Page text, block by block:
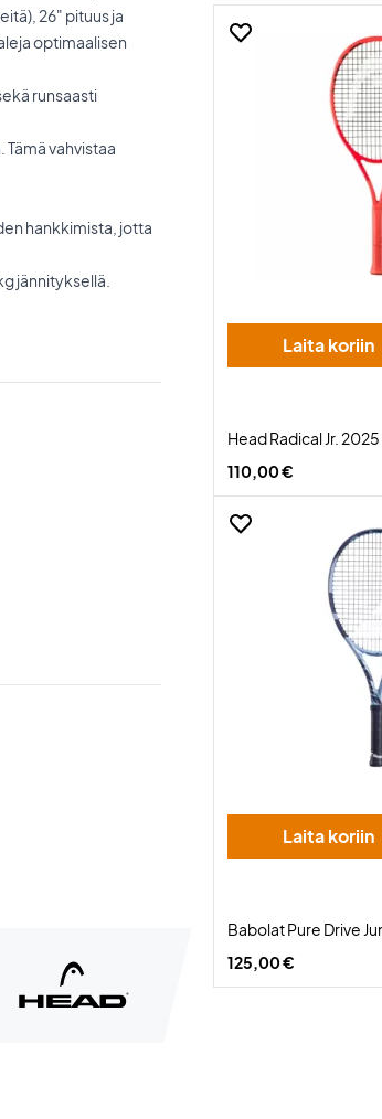
26" pituus ja
optimaalisen
runsaasti
vahvistaa
hankkimista, jotta
jännityksellä.
Laita koriin
Head Radical Jr. 2025
110,00 €
Laita koriin
Babolat Pure Drive
125,00 €